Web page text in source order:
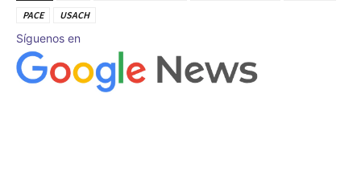
PACE
USACH
Síguenos en